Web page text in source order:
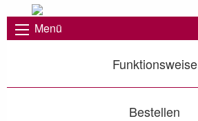
Menü
Funktionsweise
Bestellen